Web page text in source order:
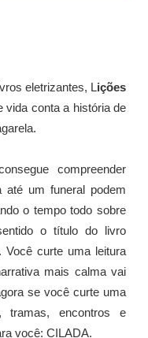
eletrizantes, Lições
conta a história de
compreender
até um funeral podem
o tempo todo sobre
o título do livro
Você curte uma leitura
mais calma vai
se você curte uma
tramas, encontros e
você: CILADA.